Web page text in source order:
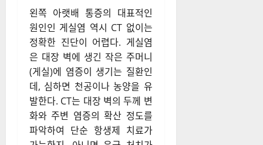
왼쪽 아랫배 통증의 대표적인
원인인 게실염 역시 CT 없이는
정확한 진단이 어렵다. 게실염
은 대장 벽에 생긴 작은 주머니
(게실)에 염증이 생기는 질환인
데, 심하면 천공이나 농양을 유
발한다. CT는 대장 벽의 두께 변
화와 주변 염증의 확산 정도를
파악하여 단순 항생제 치료가